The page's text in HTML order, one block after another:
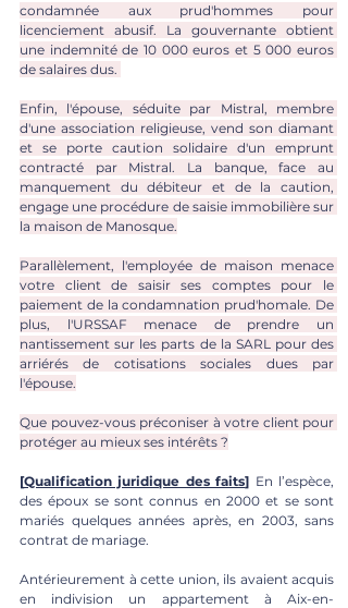
condamnée aux prud'hommes pour
licenciement abusif. La gouvernante obtient
une indemnité de 10 000 euros et 5 000 euros
de salaires dus.
Enfin, l'épouse, séduite par Mistral, membre
d'une association religieuse, vend son diamant
et se porte caution solidaire d'un emprunt
contracté par Mistral. La banque, face au
manquement du débiteur et de la caution,
engage une procédure de saisie immobilière sur
la maison de Manosque.
Parallèlement, l'employée de maison menace
votre client de saisir ses comptes pour le
paiement de la condamnation prud'homale. De
plus, l'URSSAF menace de prendre un
nantissement sur les parts de la SARL pour des
arriérés de cotisations sociales dues par
l'épouse.
Que pouvez-vous préconiser à votre client pour
protéger au mieux ses intérêts ?
[Qualification juridique des faits] En l’espèce,
des époux se sont connus en 2000 et se sont
mariés quelques années après, en 2003, sans
contrat de mariage.
Antérieurement à cette union, ils avaient acquis
en indivision un appartement à Aix-en-